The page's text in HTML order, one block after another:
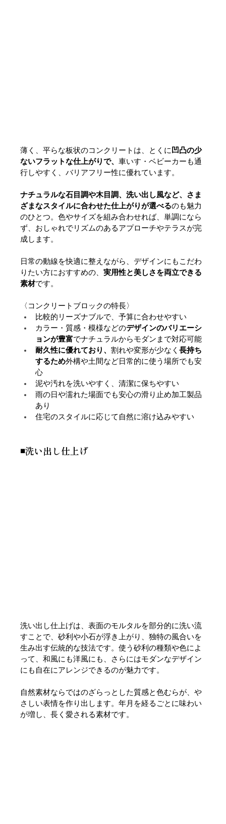
薄く、平らな板状のコンクリートは、とくに 凹凸の少
ないフラットな仕上がりで、 車いす・ベビーカーも通
行しやすく、バリアフリー性に優れています。
ナチュラルな石目調や木目調、洗い出し風など、さま
ざまなスタイルに合わせた仕上がりが選べるのも魅力
のひとつ。色やサイズを組み合わせれば、単調になら
ず、おしゃれでリズムのあるアプローチやテラスが完
成します。
日常の動線を快適に整えながら、デザインにもこだわ
りたい方におすすめの、実用性と美しさを両立できる
素材です。
〈コンクリートブロックの特長〉
比較的リーズナブルで、予算に合わせやすい
カラー・質感・模様などのデザインのバリエーシ
ョンが豊富でナチュラルからモダンまで対応可能
耐久性に優れており、割れや変形が少なく長持ち
するため外構や土間など日常的に使う場所でも安
心
泥や汚れを洗いやすく、清潔に保ちやすい
雨の日や濡れた場面でも安心の滑り止め加工製品
あり
住宅のスタイルに応じて自然に溶け込みやすい
◾️洗い出し仕上げ
洗い出し仕上げは、表面のモルタルを部分的に洗い流
すことで、砂利や小石が浮き上がり、独特の風合いを
生み出す伝統的な技法です。使う砂利の種類や色によ
って、和風にも洋風にも、さらにはモダンなデザイン
にも自在にアレンジできるのが魅力です。
自然素材ならではのざらっとした質感と色むらが、や
さしい表情を作り出します。年月を経るごとに味わい
が増し、長く愛される素材です。